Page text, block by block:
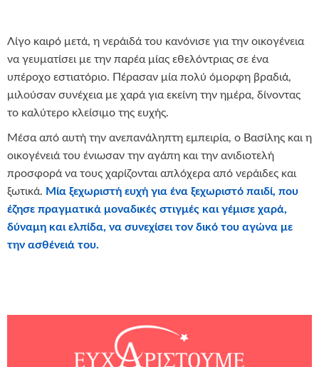
Λίγο καιρό μετά, η νεράιδά του κανόνισε για την οικογένεια
να γευματίσει με την παρέα μίας εθελόντριας σε ένα
υπέροχο εστιατόριο. Πέρασαν μία πολύ όμορφη βραδιά,
μιλούσαν συνέχεια με χαρά για εκείνη την ημέρα, δίνοντας
το καλύτερο κλείσιμο της ευχής.
Μέσα από αυτή την ανεπανάληπτη εμπειρία, ο Βασίλης και η
οικογένειά του ένιωσαν την αγάπη και την ανιδιοτελή
προσφορά να τους χαρίζονται απλόχερα από νεράιδες και
ξωτικά. Μία ξεχωριστή ευχή για ένα ξεχωριστό παιδί, που
έζησε πραγματικά μοναδικές στιγμές και γέμισε χαρά,
δύναμη και ελπίδα, να συνεχίσει τον δικό του αγώνα με
την ασθένειά του.